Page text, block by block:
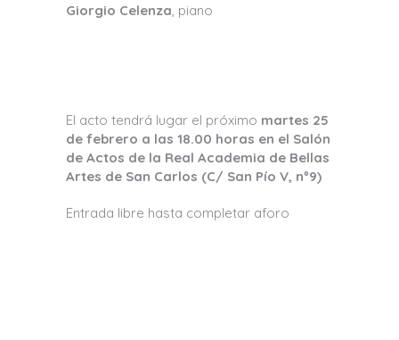
Giorgio Celenza, piano
El acto tendrá lugar el próximo martes 25
de febrero a las 18.00 horas en el Salón
de Actos de la Real Academia de Bellas
Artes de San Carlos (C/ San Pío V, nº9)
Entrada libre hasta completar aforo